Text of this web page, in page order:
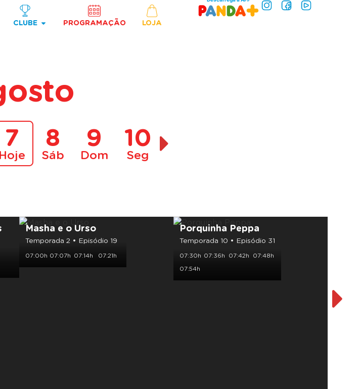
CLUBE PROGRAMAÇÃO LOJA
7
Hoje
8
Sáb
9
Dom
10
Seg
Masha e o Urso
Temporada 2 • Episódio 19
07:00h 07:07h 07:14h 07:21h
Porquinha Peppa
Temporada 10 • Episódio 31
07:30h 07:36h 07:42h 07:48h
07:54h